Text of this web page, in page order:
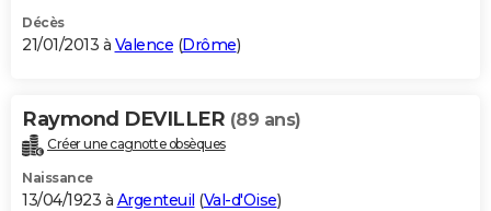
Décès
21/01/2013 à Valence (Drôme)
Raymond DEVILLER (89 ans)
Créer une cagnotte obsèques
Naissance
13/04/1923 à Argenteuil (Val-d'Oise)